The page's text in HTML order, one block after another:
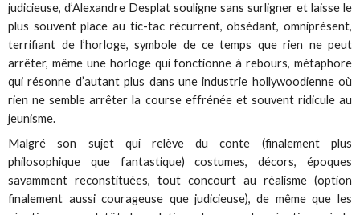
judicieuse, d’Alexandre Desplat souligne sans surligner et laisse le
plus souvent place au tic-tac récurrent, obsédant, omniprésent,
terrifiant de l’horloge, symbole de ce temps que rien ne peut
arrêter, même une horloge qui fonctionne à rebours, métaphore
qui résonne d’autant plus dans une industrie hollywoodienne où
rien ne semble arrêter la course effrénée et souvent ridicule au
jeunisme.
Malgré son sujet qui relève du conte (finalement plus
philosophique que fantastique) costumes, décors, époques
savamment reconstituées, tout concourt au réalisme (option
finalement aussi courageuse que judicieuse), de même que les